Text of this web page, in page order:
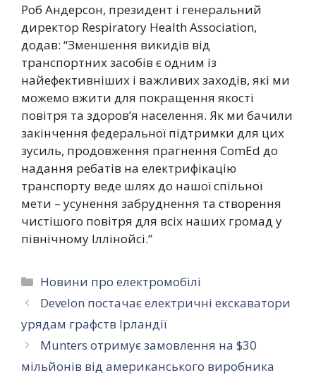
Роб Андерсон, президент і генеральний
директор Respiratory Health Association,
додав: “Зменшення викидів від
транспортних засобів є одним із
найефективніших і важливих заходів, які ми
можемо вжити для покращення якості
повітря та здоров’я населення. Як ми бачили
закінчення федеральної підтримки для цих
зусиль, продовження прагнення ComEd до
надання ребатів на електрифікацію
транспорту веде шлях до нашої спільної
мети – усунення забруднення та створення
чистішого повітря для всіх наших громад у
північному Іллінойсі.”
Категорії
Новини про електромобілі
Develon постачає електричні екскаватори
урядам графств Ірландії
Munters отримує замовлення на $30
мільйонів від американського виробника